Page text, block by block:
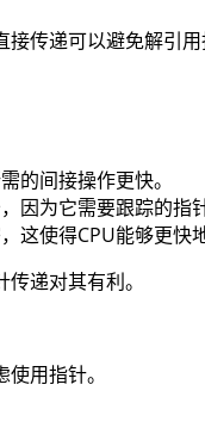
传递可以避免解引用
的间接操作更快。
因为它需要跟踪的指
这使得CPU能够更快
递对其有利。
用指针。